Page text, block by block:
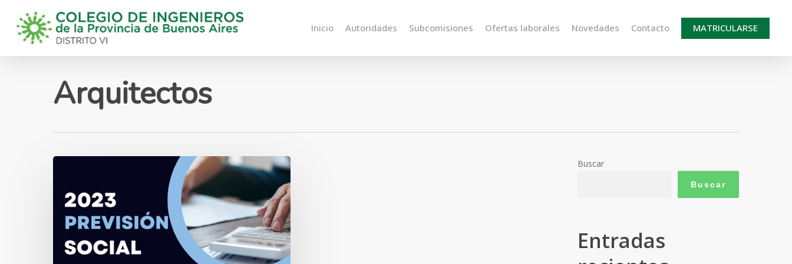
main
Inicio Autoridades Subcomisiones Ofertas laborales Novedades Contacto MATRICULARSE
Arquitectos
Social
Buscar
Buscar
Entradas